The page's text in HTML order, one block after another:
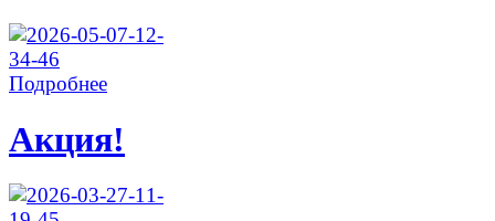
Подробнее
Акция!